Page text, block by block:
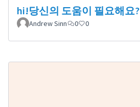
hi!당신의 도움이 필요해요?
Andrew Sinn
0 0